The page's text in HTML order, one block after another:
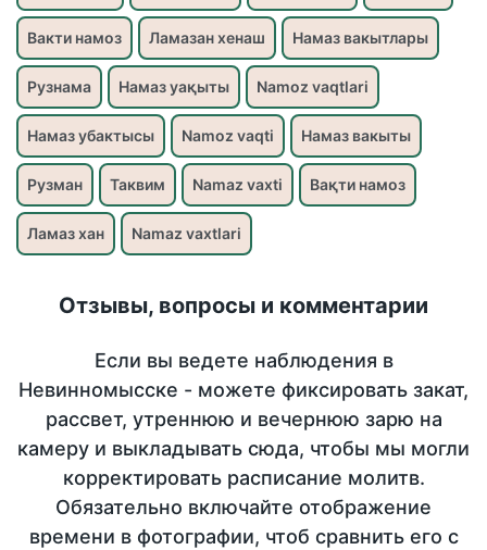
Вакти намоз Ламазан хенаш Намаз вакытлары
Рузнама Намаз уақыты Namoz vaqtlari
Намаз убактысы Namoz vaqti Намаз вакыты
Рузман Таквим Namaz vaxti Вақти намоз
Ламаз хан Namaz vaxtlari
Отзывы, вопросы и комментарии
Если вы ведете наблюдения в
Невинномысске - можете фиксировать закат,
рассвет, утреннюю и вечернюю зарю на
камеру и выкладывать сюда, чтобы мы могли
корректировать расписание молитв.
Обязательно включайте отображение
времени в фотографии, чтоб сравнить его с